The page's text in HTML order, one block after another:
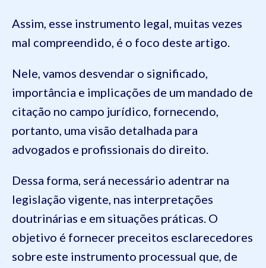
Assim, esse instrumento legal, muitas vezes
mal compreendido, é o foco deste artigo.
Nele, vamos desvendar o significado,
importância e implicações de um mandado de
citação no campo jurídico, fornecendo,
portanto, uma visão detalhada para
advogados e profissionais do direito.
Dessa forma, será necessário adentrar na
legislação vigente, nas interpretações
doutrinárias e em situações práticas. O
objetivo é fornecer preceitos esclarecedores
sobre este instrumento processual que, de